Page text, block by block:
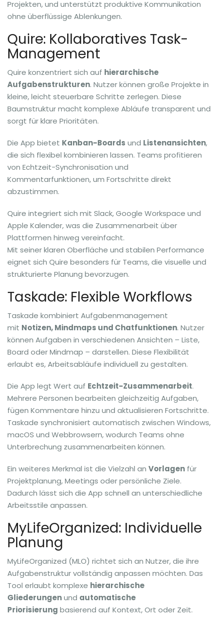
Projekten, und unterstützt produktive Kommunikation
ohne überflüssige Ablenkungen.
Quire: Kollaboratives Task-
Management
Quire konzentriert sich auf hierarchische
Aufgabenstrukturen. Nutzer können große Projekte in
kleine, leicht steuerbare Schritte zerlegen. Diese
Baumstruktur macht komplexe Abläufe transparent und
sorgt für klare Prioritäten.
Die App bietet Kanban-Boards und Listenansichten,
die sich flexibel kombinieren lassen. Teams profitieren
von Echtzeit-Synchronisation und
Kommentarfunktionen, um Fortschritte direkt
abzustimmen.
Quire integriert sich mit Slack, Google Workspace und
Apple Kalender, was die Zusammenarbeit über
Plattformen hinweg vereinfacht.
Mit seiner klaren Oberfläche und stabilen Performance
eignet sich Quire besonders für Teams, die visuelle und
strukturierte Planung bevorzugen.
Taskade: Flexible Workflows
Taskade kombiniert Aufgabenmanagement
mit Notizen, Mindmaps und Chatfunktionen. Nutzer
können Aufgaben in verschiedenen Ansichten – Liste,
Board oder Mindmap – darstellen. Diese Flexibilität
erlaubt es, Arbeitsabläufe individuell zu gestalten.
Die App legt Wert auf Echtzeit-Zusammenarbeit.
Mehrere Personen bearbeiten gleichzeitig Aufgaben,
fügen Kommentare hinzu und aktualisieren Fortschritte.
Taskade synchronisiert automatisch zwischen Windows,
macOS und Webbrowsern, wodurch Teams ohne
Unterbrechung zusammenarbeiten können.
Ein weiteres Merkmal ist die Vielzahl an Vorlagen für
Projektplanung, Meetings oder persönliche Ziele.
Dadurch lässt sich die App schnell an unterschiedliche
Arbeitsstile anpassen.
MyLifeOrganized: Individuelle
Planung
MyLifeOrganized (MLO) richtet sich an Nutzer, die ihre
Aufgabenstruktur vollständig anpassen möchten. Das
Tool erlaubt komplexe hierarchische
Gliederungenund automatische
Priorisierung basierend auf Kontext, Ort oder Zeit.